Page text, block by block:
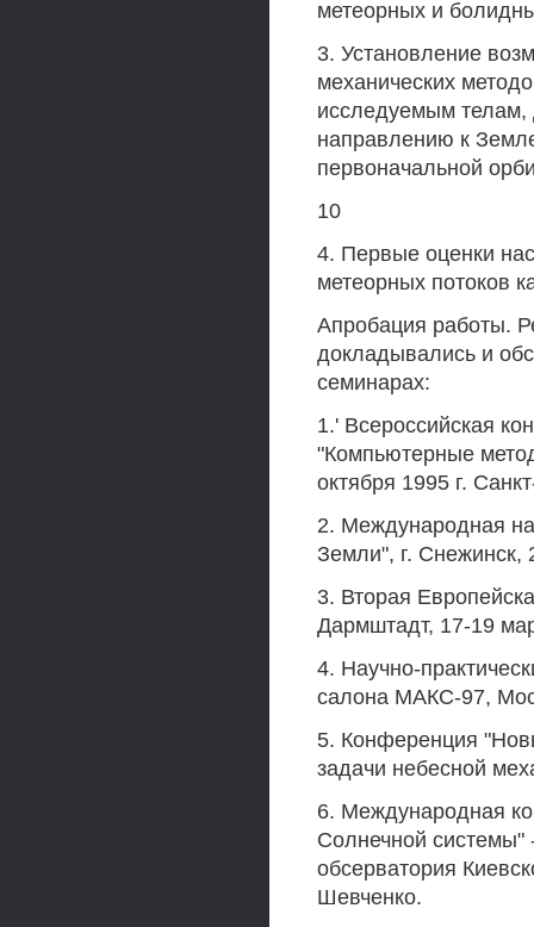
метеорных и
3. Установление
механических
исследуемым телам,
направлению к
первоначальной
10
4. Первые оценки
метеорных потоков
Апробация работы.
докладывались и
семинарах:
1.' Всероссийская
"Компьютерные
октября 1995 г.
2. Международная
Земли", г. Снежинск,
3. Вторая
Дармштадт, 17-19
4. Научно-
салона МАКС-97,
5. Конференция
задачи небесной
6. Международная
Солнечной системы"
обсерватория
Шевченко.